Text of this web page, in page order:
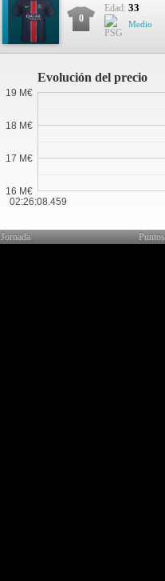
0
Edad: 33
Medio
Evolución del precio
02:26:08.459
16 M€
17 M€
18 M€
19 M€
Jornada Puntos